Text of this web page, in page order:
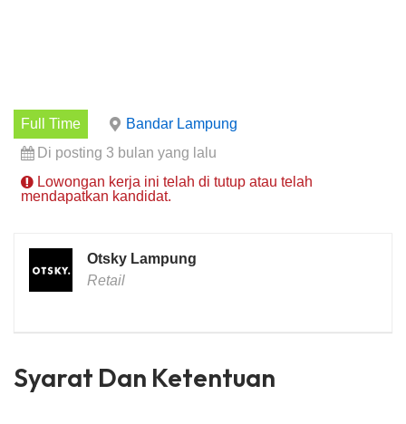
Full Time
Bandar Lampung
Di posting 3 bulan yang lalu
Lowongan kerja ini telah di tutup atau telah
mendapatkan kandidat.
Otsky Lampung
Retail
Syarat Dan Ketentuan